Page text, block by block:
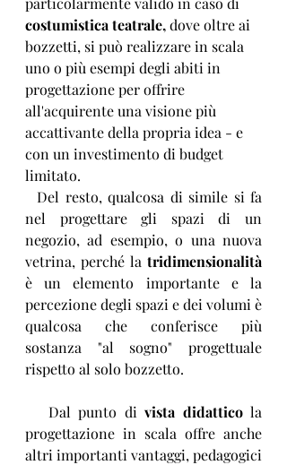
costumistica teatrale, dove oltre ai
bozzetti, si può realizzare in scala
uno o più esempi degli abiti in
progettazione per offrire
all'acquirente una visione più
accattivante della propria idea - e
con un investimento di budget
limitato.
nel progettare gli spazi di un
negozio, ad esempio, o una nuova
vetrina, perché la tridimensionalità
è un elemento importante e la
percezione degli spazi e dei volumi è
qualcosa che conferisce più
sostanza "al sogno" progettuale
rispetto al solo bozzetto.
   Dal punto di
vista didattico la
progettazione in scala offre anche
altri importanti vantaggi, pedagogici